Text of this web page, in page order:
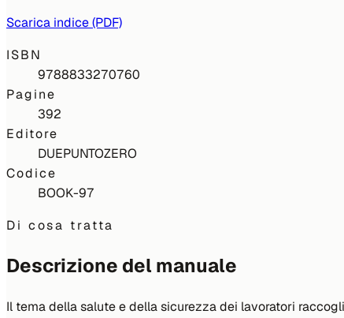
Scarica indice (PDF)
ISBN
9788833270760
Pagine
392
Editore
DUEPUNTOZERO
Codice
BOOK-97
Di cosa tratta
Descrizione del manuale
Il tema della salute e della sicurezza dei lavoratori